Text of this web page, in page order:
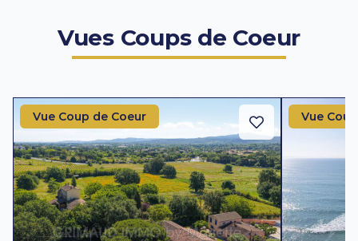
Vues Coups de Coeur
Vue Coup de Coeur Vue